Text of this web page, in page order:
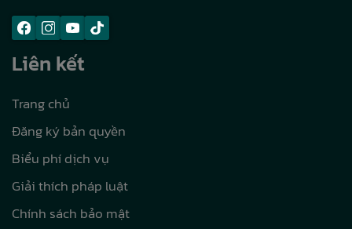
Liên kết
Trang chủ
Đăng ký bản quyền
Biểu phí dịch vụ
Giải thích pháp luật
Chính sách bảo mật